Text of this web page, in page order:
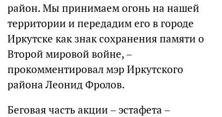
район. Мы принимаем огонь на нашей
территории и передадим его в городе
Иркутске как знак сохранения памяти о
Второй мировой войне, –
прокомментировал мэр Иркутского
района Леонид Фролов.
Беговая часть акции – эстафета –